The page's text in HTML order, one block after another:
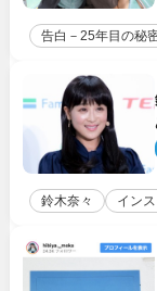
告白－25年目の秘
鈴木奈々 イン